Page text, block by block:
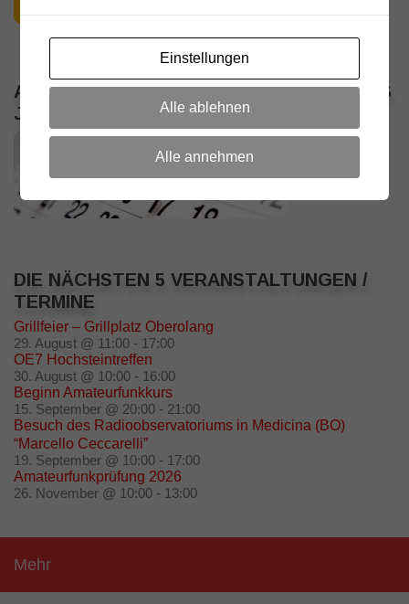
ALLE VERANSTALTUNGEN / TERMINE DES
JAHRES
DIE NÄCHSTEN 5 VERANSTALTUNGEN /
TERMINE
Grillfeier – Grillplatz Oberolang
29. August @ 11:00 - 17:00
OE7 Hochsteintreffen
30. August @ 10:00 - 16:00
Beginn Amateurfunkkurs
15. September @ 20:00 - 21:00
Besuch des Radioobservatoriums in Medicina (BO)
“Marcello Ceccarelli”
19. September @ 10:00 - 17:00
Amateurfunkprüfung 2026
26. November @ 10:00 - 13:00
Mehr
Einstellungen
Alle ablehnen
Alle annehmen